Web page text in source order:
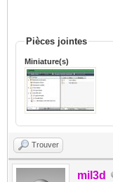
Pièces jointes
Miniature(s)
Trouver
mil3d